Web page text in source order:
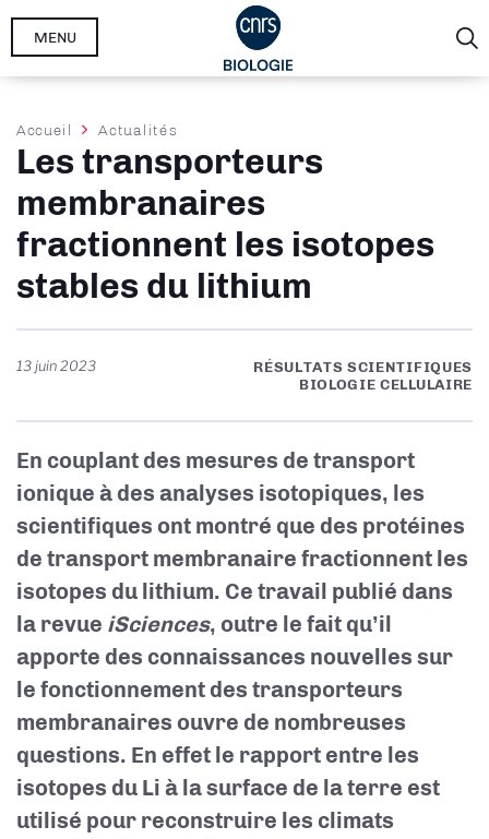
Aller
MENU
Fil
d'Ariane
Accueil Actualités
Les transporteurs
membranaires
fractionnent les isotopes
stables du lithium
13 juin 2023
RÉSULTATS SCIENTIFIQUES
BIOLOGIE CELLULAIRE
En couplant des mesures de transport
ionique à des analyses isotopiques, les
scientifiques ont montré que des protéines
de transport membranaire fractionnent les
isotopes du lithium. Ce travail publié dans
la revue iSciences, outre le fait qu’il
apporte des connaissances nouvelles sur
le fonctionnement des transporteurs
membranaires ouvre de nombreuses
questions. En effet le rapport entre les
isotopes du Li à la surface de la terre est
utilisé pour reconstruire les climats